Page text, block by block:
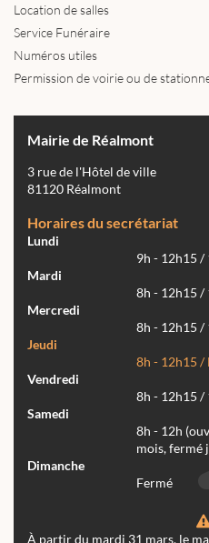
Location de salles
Service Funéraire
Numéros utiles
Permission de voirie ou de
Mairie de Réalmont
3 rue de l'Hôtel de ville
81120 Réalmont
Horaires du secrétariat
Lundi
9h - 12h15 /
Mardi
8h - 12h15 /
Mercredi
8h - 12h15 /
Jeudi
8h - 12h15 /
Vendredi
8h - 12h15 /
Samedi
8h - 12h
mois, fermé
Dimanche
Fermé
À partir du mardi 31 mars, le